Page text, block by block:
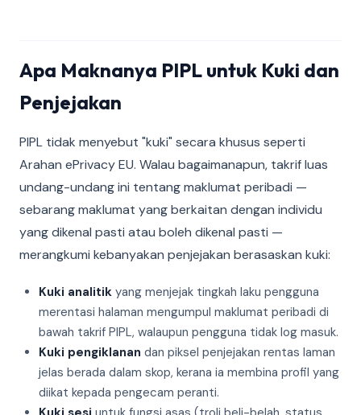
Apa Maknanya PIPL untuk Kuki dan
Penjejakan
PIPL tidak menyebut "kuki" secara khusus seperti
Arahan ePrivacy EU. Walau bagaimanapun, takrif luas
undang-undang ini tentang maklumat peribadi —
sebarang maklumat yang berkaitan dengan individu
yang dikenal pasti atau boleh dikenal pasti —
merangkumi kebanyakan penjejakan berasaskan kuki:
Kuki analitik yang menjejak tingkah laku pengguna
merentasi halaman mengumpul maklumat peribadi di
bawah takrif PIPL, walaupun pengguna tidak log masuk.
Kuki pengiklanan dan piksel penjejakan rentas laman
jelas berada dalam skop, kerana ia membina profil yang
diikat kepada pengecam peranti.